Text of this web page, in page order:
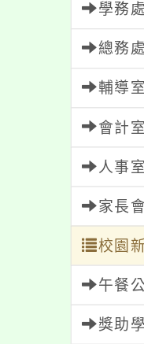
學務
總務
輔導
會計
人事
家長
校園
午餐
獎助